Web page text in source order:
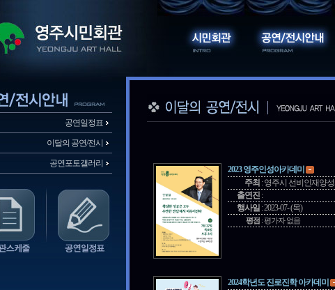
공연일정표
이달의 공연/전시
공연포토갤러리
2023 영주인성아카데미
주최 :영주시 선비인재양
출연진 :
행사일 :2023-07- (목)
평점 :평가자 없음
2024학년도 진로진학 아카데미